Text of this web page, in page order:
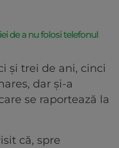
de a nu folosi telefonul
și trei de ani, cinci
dar și-a
se raportează la
că, spre